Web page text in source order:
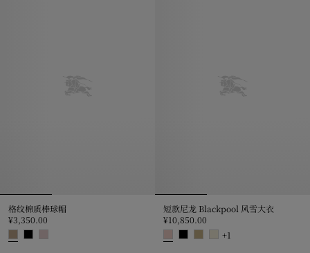
格纹棉质棒球帽
¥3,350.00
短款尼龙 Blackpool 风雪大衣
¥10,850.00
+1